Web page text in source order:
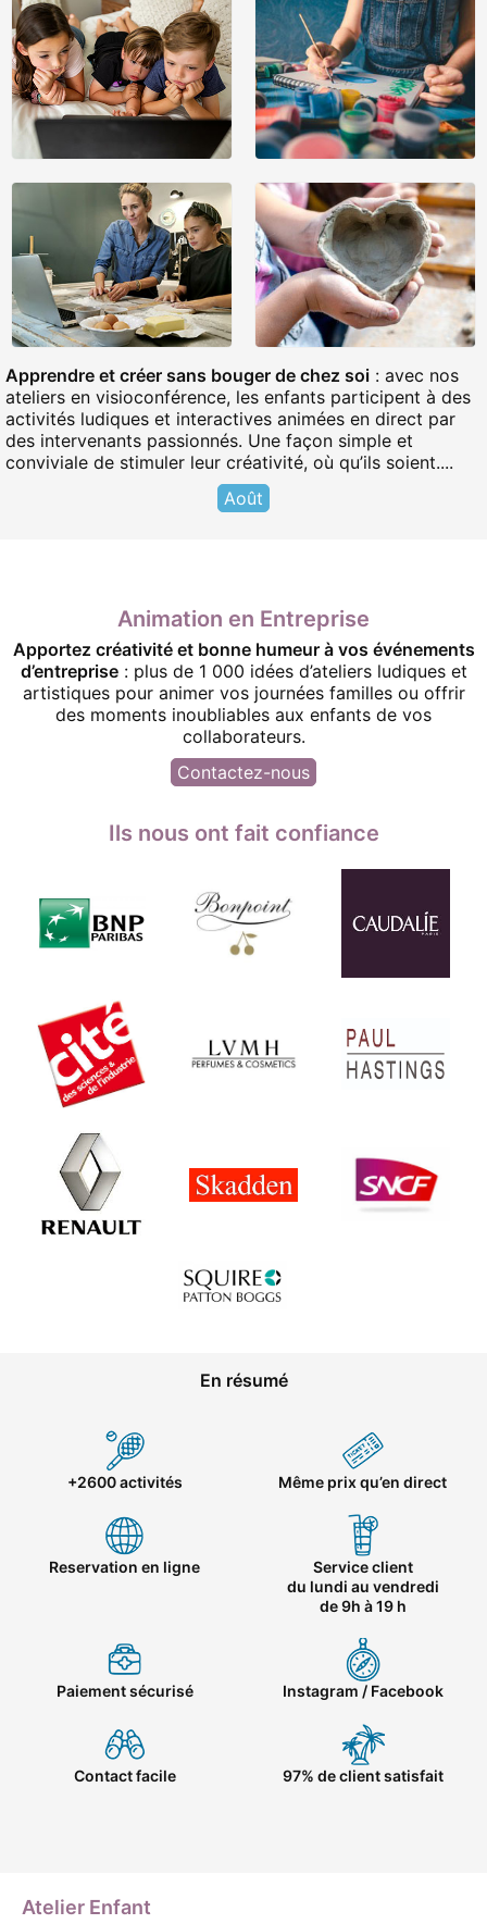
Apprendre et créer sans bouger de chez soi : avec nos
ateliers en visioconférence, les enfants participent à des
activités ludiques et interactives animées en direct par
des intervenants passionnés. Une façon simple et
conviviale de stimuler leur créativité, où qu’ils soient....
Août
Animation en Entreprise
Apportez créativité et bonne humeur à vos événements
d’entreprise: plus de 1 000 idées d’ateliers ludiques et
artistiques pour animer vos journées familles ou offrir
des moments inoubliables aux enfants de vos
collaborateurs.
Contactez-nous
Ils nous ont fait confiance
En résumé
+2600 activités Même prix qu’en direct
Reservation en ligne
Service client
du lundi au vendredi
de 9h à 19 h
Paiement sécurisé Instagram / Facebook
Contact facile 97% de client satisfait
Atelier Enfant